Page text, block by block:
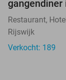
Restaurant,
Rijswijk
Verkocht: 189